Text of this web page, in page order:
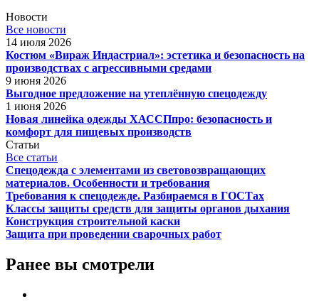
Новости
Все новости
14 июля 2026
Костюм «Вираж Индастриал»: эстетика и безопасность на
производствах с агрессивными средами
9 июня 2026
Выгодное предложение на утеплённую спецодежду
1 июня 2026
Новая линейка одежды ХАССПпро: безопасность и
комфорт для пищевых производств
Статьи
Все статьи
Спецодежда с элементами из световозвращающих
материалов. Особенности и требования
Требования к спецодежде. Разбираемся в ГОСТах
Классы защиты средств для защиты органов дыхания
Конструкция строительной каски
Защита при проведении сварочных работ
Ранее вы смотрели